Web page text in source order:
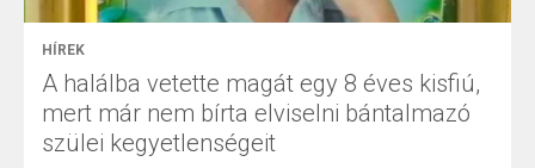
HÍREK
A halálba vetette magát egy 8 éves kisfiú,
mert már nem bírta elviselni bántalmazó
szülei kegyetlenségeit